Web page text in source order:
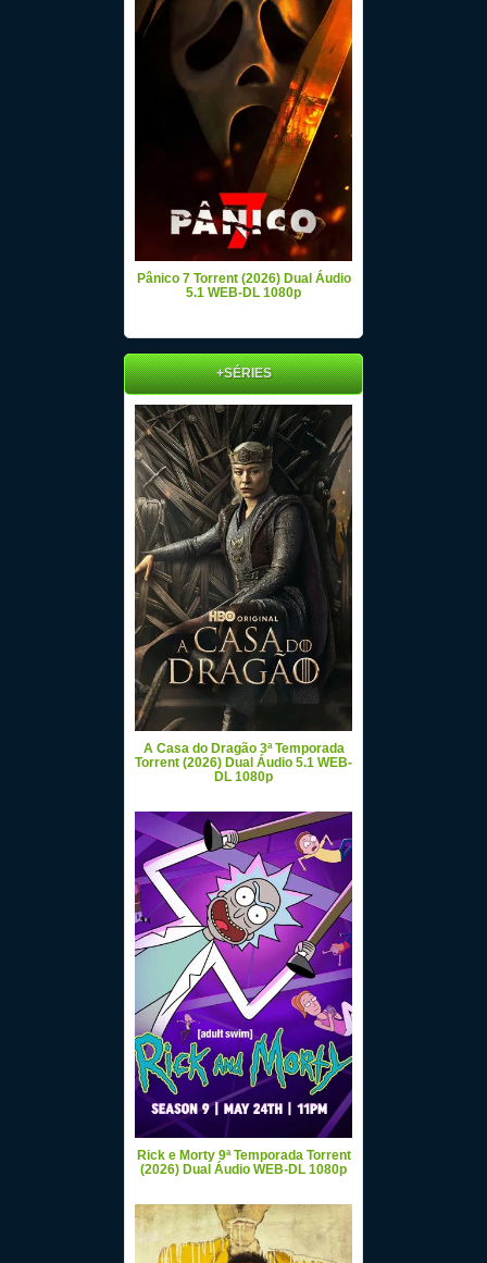
Pânico 7 Torrent (2026) Dual Áudio
5.1 WEB-DL 1080p
+SÉRIES
A Casa do Dragão 3ª Temporada
Torrent (2026) Dual Áudio 5.1 WEB-
DL 1080p
Rick e Morty 9ª Temporada Torrent
(2026) Dual Áudio WEB-DL 1080p